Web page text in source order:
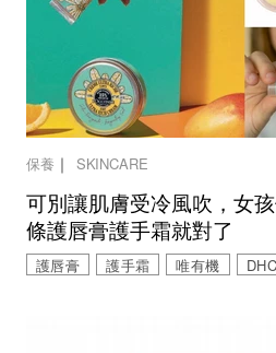
保養 ｜ SKINCARE
可別讓肌膚受冷風吹，女
條護唇膏護手霜就對了
護唇膏 護手霜 唯有機 DHC